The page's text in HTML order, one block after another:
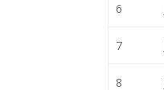
6
7
8